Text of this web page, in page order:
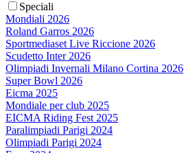
Speciali
Mondiali 2026
Roland Garros 2026
Sportmediaset Live Riccione 2026
Scudetto Inter 2026
Olimpiadi Invernali Milano Cortina 2026
Super Bowl 2026
Eicma 2025
Mondiale per club 2025
EICMA Riding Fest 2025
Paralimpiadi Parigi 2024
Olimpiadi Parigi 2024